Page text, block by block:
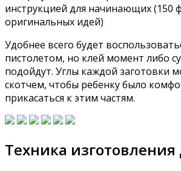
инструкцией для начинающих (150
оригинальных идей)
Удобнее всего будет
пистолетом, но клей момент либо
подойдут. Углы каждой заготовки
скотчем, чтобы ребенку было
прикасаться к этим частям.
Техника